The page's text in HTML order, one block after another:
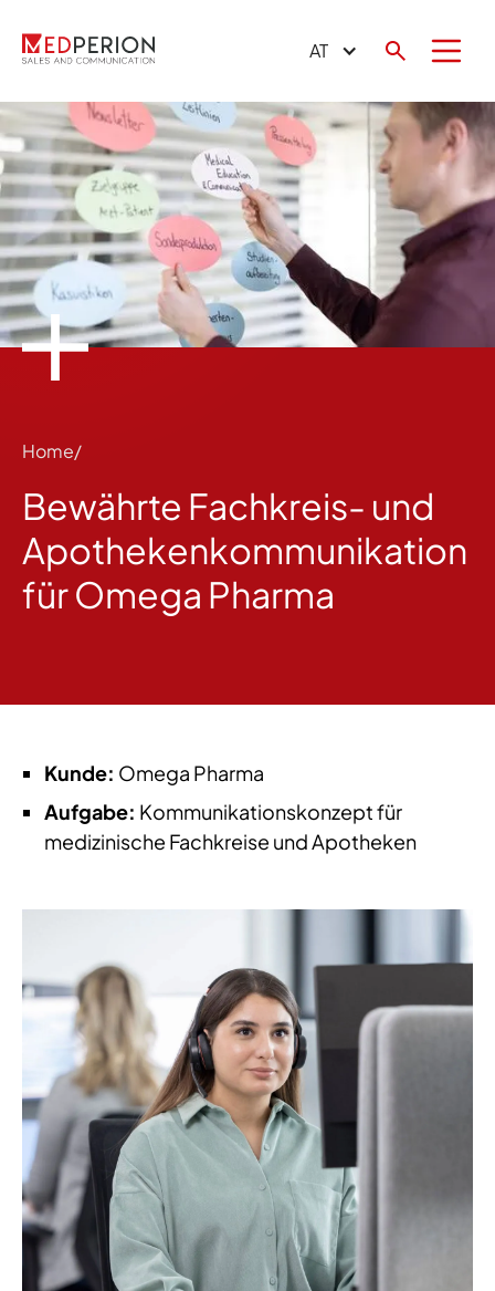
AT
Home
Bewährte Fachkreis- und
Apothekenkommunikation
für Omega Pharma
Kunde: Omega Pharma
Aufgabe: Kommunikationskonzept für
medizinische Fachkreise und Apotheken